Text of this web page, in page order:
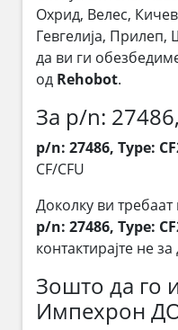
Охрид, Велес,
Гевгелија,
да ви ги
од Rehobot.
За p/n:
p/n: 27486, Type:
CF/CFU
Доколку ви
p/n: 27486, Type:
контактирајте не за
Зошто да го
Импехрон